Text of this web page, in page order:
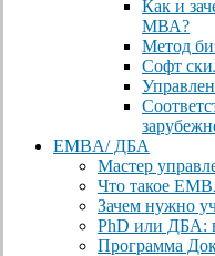
Как и
МВА?
Метод
Софт
EMBA/ ДБA
Мастер
Что такое
Зачем нужно
PhD или ДБА:
Программа